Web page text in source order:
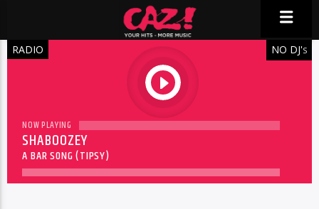
RADIO
play
NO DJ'S
NOW PLAYING
SHABOOZEY
A BAR SONG (TIPSY)